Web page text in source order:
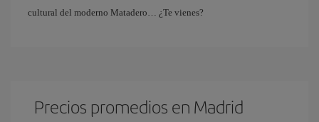
cultural del moderno Matadero… ¿Te vienes?
Precios promedios en Madrid